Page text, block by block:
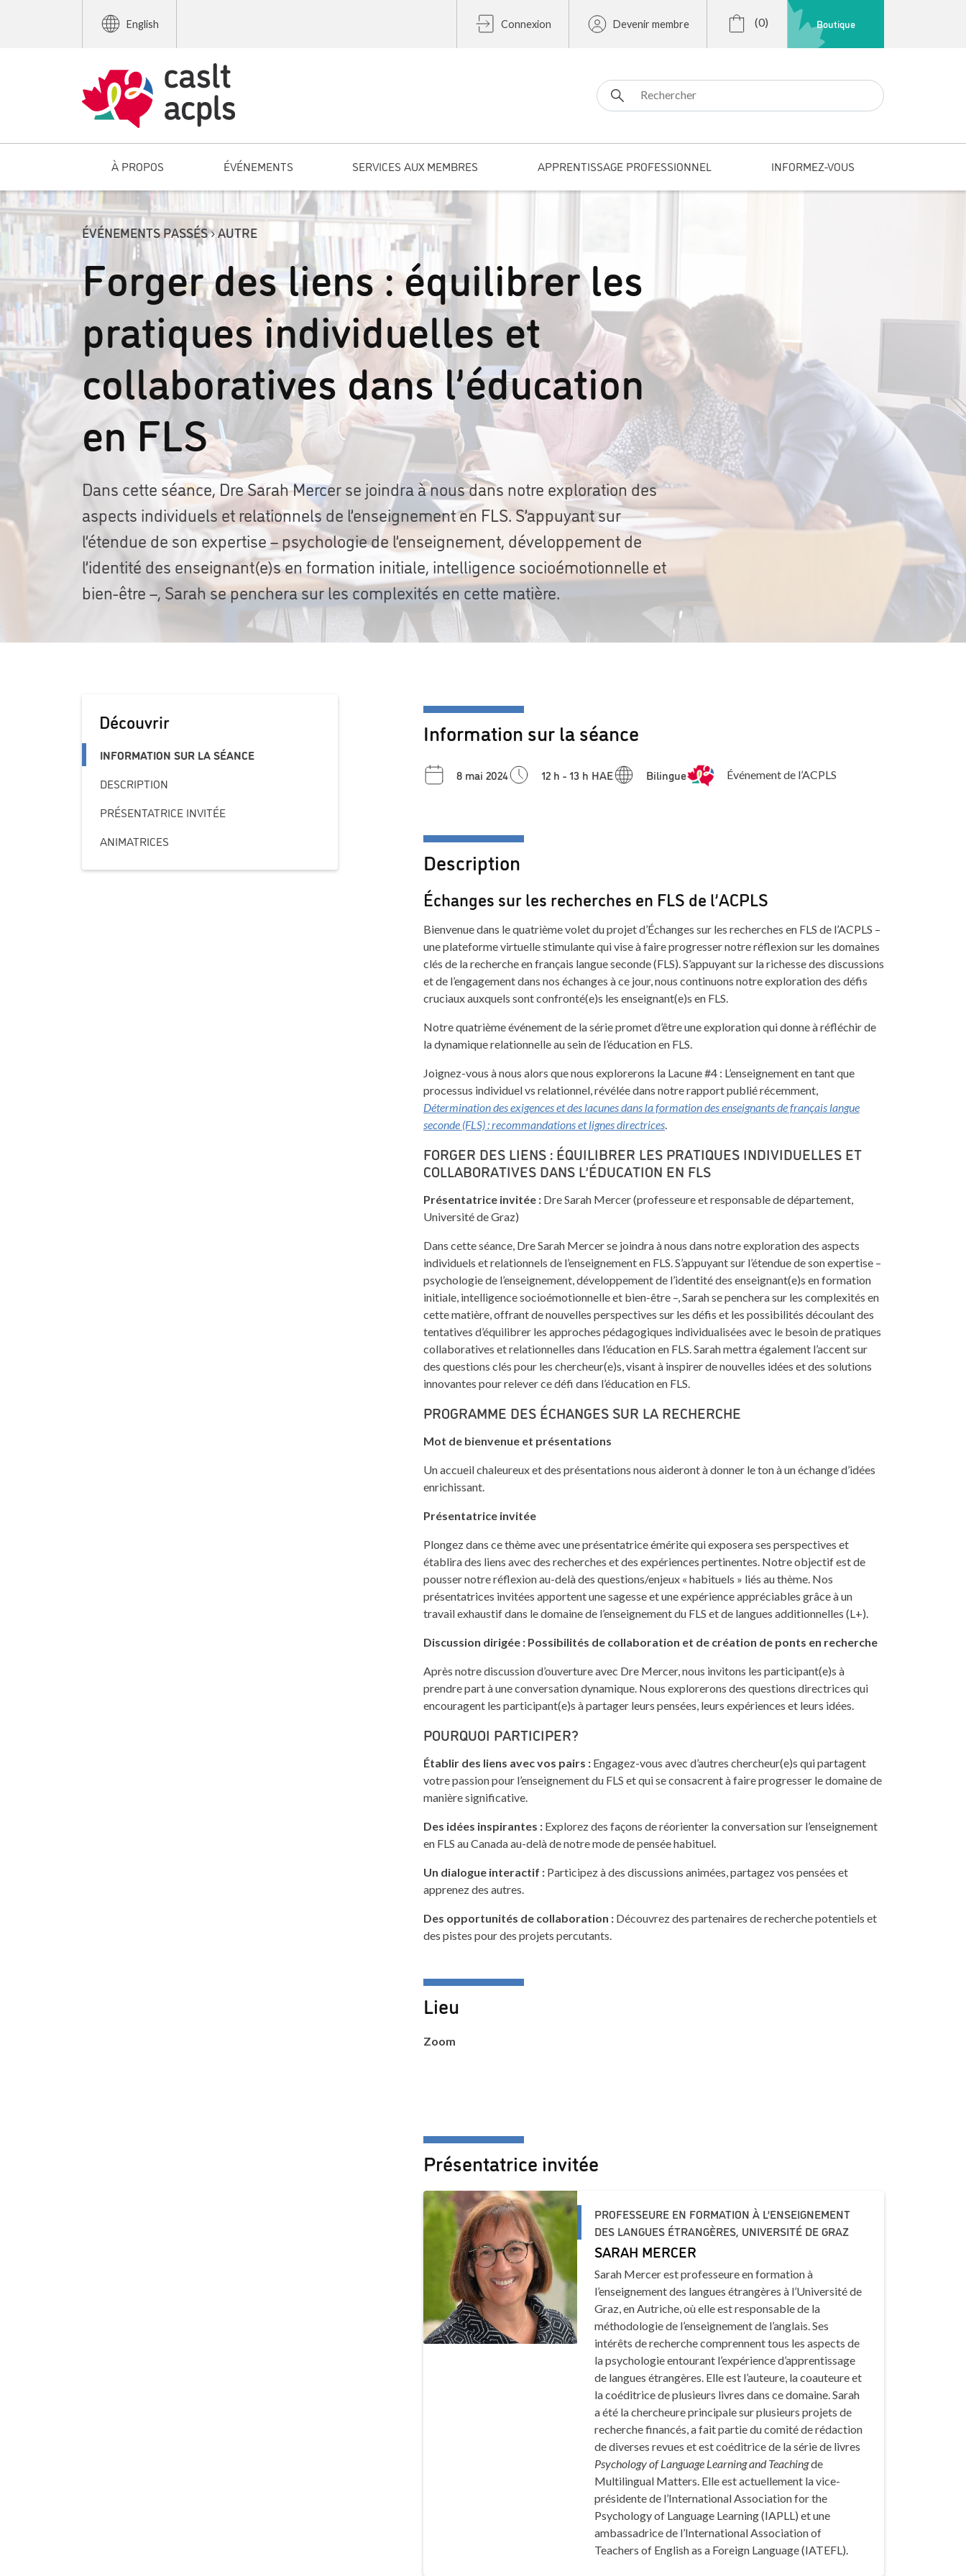
English Connexion Devenir membre (0) Boutique
Search for:
À PROPOS ÉVÉNEMENTS SERVICES AUX MEMBRES APPRENTISSAGE PROFESSIONNEL INFORMEZ-VOUS
ÉVÉNEMENTS PASSÉS › AUTRE
Forger des liens : équilibrer les
pratiques individuelles et
collaboratives dans l’éducation
en FLS
Dans cette séance, Dre Sarah Mercer se joindra à nous dans notre exploration des
aspects individuels et relationnels de l’enseignement en FLS. S’appuyant sur
l’étendue de son expertise – psychologie de l’enseignement, développement de
l’identité des enseignant(e)s en formation initiale, intelligence socioémotionnelle et
bien-être –, Sarah se penchera sur les complexités en cette matière.
Découvrir
INFORMATION SUR LA SÉANCE
DESCRIPTION
PRÉSENTATRICE INVITÉE
ANIMATRICES
Information sur la séance
8 mai 2024 12 h - 13 h HAE Bilingue Événement de l’ACPLS
Description
Échanges sur les recherches en FLS de l’ACPLS
Bienvenue dans le quatrième volet du projet d’Échanges sur les recherches en FLS de l’ACPLS –
une plateforme virtuelle stimulante qui vise à faire progresser notre réflexion sur les domaines
clés de la recherche en français langue seconde (FLS). S’appuyant sur la richesse des discussions
et de l’engagement dans nos échanges à ce jour, nous continuons notre exploration des défis
cruciaux auxquels sont confronté(e)s les enseignant(e)s en FLS.
Notre quatrième événement de la série promet d’être une exploration qui donne à réfléchir de
la dynamique relationnelle au sein de l’éducation en FLS.
Joignez-vous à nous alors que nous explorerons la Lacune #4 : L’enseignement en tant que
processus individuel vs relationnel, révélée dans notre rapport publié récemment,
Détermination des exigences et des lacunes dans la formation des enseignants de français langue
seconde (FLS) : recommandations et lignes directrices.
FORGER DES LIENS : ÉQUILIBRER LES PRATIQUES INDIVIDUELLES ET
COLLABORATIVES DANS L’ÉDUCATION EN FLS
Présentatrice invitée : Dre Sarah Mercer (professeure et responsable de département,
Université de Graz)
Dans cette séance, Dre Sarah Mercer se joindra à nous dans notre exploration des aspects
individuels et relationnels de l’enseignement en FLS. S’appuyant sur l’étendue de son expertise –
psychologie de l’enseignement, développement de l’identité des enseignant(e)s en formation
initiale, intelligence socioémotionnelle et bien-être –, Sarah se penchera sur les complexités en
cette matière, offrant de nouvelles perspectives sur les défis et les possibilités découlant des
tentatives d’équilibrer les approches pédagogiques individualisées avec le besoin de pratiques
collaboratives et relationnelles dans l’éducation en FLS. Sarah mettra également l’accent sur
des questions clés pour les chercheur(e)s, visant à inspirer de nouvelles idées et des solutions
innovantes pour relever ce défi dans l’éducation en FLS.
PROGRAMME DES ÉCHANGES SUR LA RECHERCHE
Mot de bienvenue et présentations
Un accueil chaleureux et des présentations nous aideront à donner le ton à un échange d’idées
enrichissant.
Présentatrice invitée
Plongez dans ce thème avec une présentatrice émérite qui exposera ses perspectives et
établira des liens avec des recherches et des expériences pertinentes. Notre objectif est de
pousser notre réflexion au-delà des questions/enjeux « habituels » liés au thème. Nos
présentatrices invitées apportent une sagesse et une expérience appréciables grâce à un
travail exhaustif dans le domaine de l’enseignement du FLS et de langues additionnelles (L+).
Discussion dirigée : Possibilités de collaboration et de création de ponts en recherche
Après notre discussion d’ouverture avec Dre Mercer, nous invitons les participant(e)s à
prendre part à une conversation dynamique. Nous explorerons des questions directrices qui
encouragent les participant(e)s à partager leurs pensées, leurs expériences et leurs idées.
POURQUOI PARTICIPER?
Établir des liens avec vos pairs :Engagez-vous avec d’autres chercheur(e)s qui partagent
votre passion pour l’enseignement du FLS et qui se consacrent à faire progresser le domaine de
manière significative.
Des idées inspirantes : Explorez des façons de réorienter la conversation sur l’enseignement
en FLS au Canada au-delà de notre mode de pensée habituel.
Un dialogue interactif :Participez à des discussions animées, partagez vos pensées et
apprenez des autres.
Des opportunités de collaboration :Découvrez des partenaires de recherche potentiels et
des pistes pour des projets percutants.
Lieu
Zoom
Présentatrice invitée
PROFESSEURE EN FORMATION À L’ENSEIGNEMENT
DES LANGUES ÉTRANGÈRES, UNIVERSITÉ DE GRAZ
SARAH MERCER
Sarah Mercer est professeure en formation à
l’enseignement des langues étrangères à l’Université de
Graz, en Autriche, où elle est responsable de la
méthodologie de l’enseignement de l’anglais. Ses
intérêts de recherche comprennent tous les aspects de
la psychologie entourant l’expérience d’apprentissage
de langues étrangères. Elle est l’auteure, la coauteure et
la coéditrice de plusieurs livres dans ce domaine. Sarah
a été la chercheure principale sur plusieurs projets de
recherche financés, a fait partie du comité de rédaction
de diverses revues et est coéditrice de la série de livres
Psychology of Language Learning and Teachingde
Multilingual Matters. Elle est actuellement la vice-
présidente de l’International Association for the
Psychology of Language Learning (IAPLL) et une
ambassadrice de l’International Association of
Teachers of English as a Foreign Language (IATEFL).